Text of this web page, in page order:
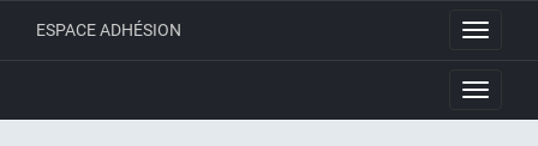
Toggle
ESPACE ADHÉSION
Toggle